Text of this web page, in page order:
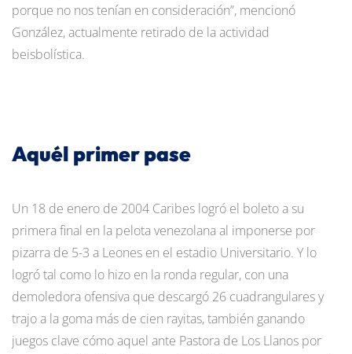
porque no nos tenían en consideración”, mencionó
González, actualmente retirado de la actividad
beisbolística.
Aquél primer pase
Un 18 de enero de 2004 Caribes logró el boleto a su
primera final en la pelota venezolana al imponerse por
pizarra de 5-3 a Leones en el estadio Universitario. Y lo
logró tal como lo hizo en la ronda regular, con una
demoledora ofensiva que descargó 26 cuadrangulares y
trajo a la goma más de cien rayitas, también ganando
juegos clave cómo aquel ante Pastora de Los Llanos por